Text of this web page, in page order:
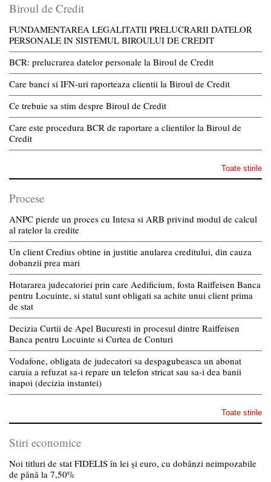
Biroul de Credit
FUNDAMENTAREA LEGALITATII PRELUCRARII DATELOR
PERSONALE IN SISTEMUL BIROULUI DE CREDIT
BCR: prelucrarea datelor personale la Biroul de Credit
Care banci si IFN-uri raporteaza clientii la Biroul de Credit
Ce trebuie sa stim despre Biroul de Credit
Care este procedura BCR de raportare a clientilor la Biroul de
Credit
Toate stirile
Procese
ANPC pierde un proces cu Intesa si ARB privind modul de calcul
al ratelor la credite
Un client Credius obtine in justitie anularea creditului, din cauza
dobanzii prea mari
Hotararea judecatoriei prin care Aedificium, fosta Raiffeisen Banca
pentru Locuinte, si statul sunt obligati sa achite unui client prima
de stat
Decizia Curtii de Apel Bucuresti in procesul dintre Raiffeisen
Banca pentru Locuinte si Curtea de Conturi
Vodafone, obligata de judecatori sa despagubeasca un abonat
caruia a refuzat sa-i repare un telefon stricat sau sa-i dea banii
inapoi (decizia instantei)
Toate stirile
Stiri economice
Noi titluri de stat FIDELIS în lei și euro, cu dobânzi neimpozabile
de pânã la 7,50%